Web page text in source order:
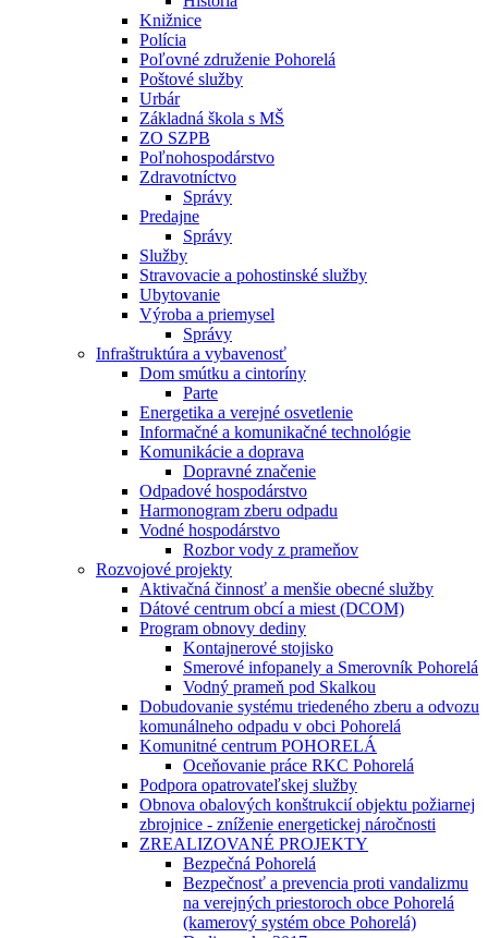
Knižnice
Polícia
Poľovné združenie Pohorelá
Poštové služby
Urbár
Základná škola s MŠ
ZO SZPB
Poľnohospodárstvo
Zdravotníctvo
Správy
Predajne
Správy
Služby
Stravovacie a pohostinské služby
Ubytovanie
Výroba a priemysel
Správy
Infraštruktúra a vybavenosť
Dom smútku a cintoríny
Parte
Energetika a verejné osvetlenie
Informačné a komunikačné technológie
Komunikácie a doprava
Dopravné značenie
Odpadové hospodárstvo
Harmonogram zberu odpadu
Vodné hospodárstvo
Rozbor vody z prameňov
Rozvojové projekty
Aktivačná činnosť a menšie obecné služby
Dátové centrum obcí a miest (DCOM)
Program obnovy dediny
Kontajnerové stojisko
Smerové infopanely a Smerovník Pohorelá
Vodný prameň pod Skalkou
Dobudovanie systému triedeného zberu a odvozu
komunálneho odpadu v obci Pohorelá
Komunitné centrum POHORELÁ
Oceňovanie práce RKC Pohorelá
Podpora opatrovateľskej služby
Obnova obalových konštrukcií objektu požiarnej
zbrojnice - zníženie energetickej náročnosti
ZREALIZOVANÉ PROJEKTY
Bezpečná Pohorelá
Bezpečnosť a prevencia proti vandalizmu
na verejných priestoroch obce Pohorelá
(kamerový systém obce Pohorelá)